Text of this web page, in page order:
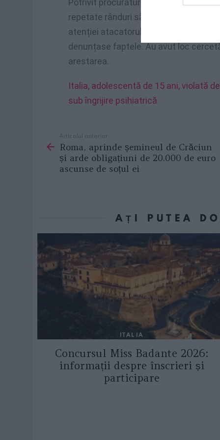
Potrivit procuraturii, fata, în timp ce
repetate rânduri să sufere acte
atenției atacatorului, reușise să
denunțase faptele. Au avut loc
arestarea.
Italia, adolescentă de 15 ani, violată
sub îngrijire psihiatrică
more
Articolul anterior
Roma, aprinde șemineul de Crăciun
și arde obligațiuni de 20.000 de euro
ascunse de soțul ei
AȚI PUTEA
ITALIA
Concursul Miss Badante 2026:
informații despre înscrieri și
participare